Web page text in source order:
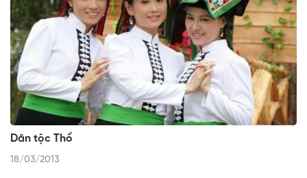
Dân tộc Thổ
18/03/2013